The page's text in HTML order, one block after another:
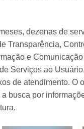
dezenas de
Transparência,
e
Serviços ao
de atendimento. O
busca por